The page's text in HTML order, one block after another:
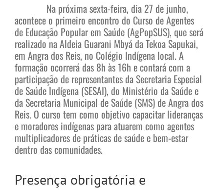
Na próxima sexta-feira, dia 27 de junho,
acontece o primeiro encontro do Curso de Agentes
de Educação Popular em Saúde (AgPopSUS), que será
realizado na Aldeia Guarani Mbyá da Tekoa Sapukai,
em Angra dos Reis, no Colégio Indígena local. A
formação ocorrerá das 8h às 16h e contará com a
participação de representantes da Secretaria Especial
de Saúde Indígena (SESAI), do Ministério da Saúde e
da Secretaria Municipal de Saúde (SMS) de Angra dos
Reis. O curso tem como objetivo capacitar lideranças
e moradores indígenas para atuarem como agentes
multiplicadores de práticas de saúde e bem-estar
dentro das comunidades.
Presença obrigatória e